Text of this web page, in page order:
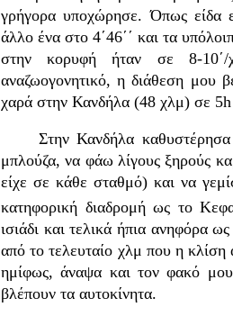
γρήγορα υποχώρησε. Όπως είδα
άλλο ένα στο 4΄46΄΄ και τα
στην κορυφή ήταν σε 8-10΄/
αναζωογονητικό, η διάθεση μου
χαρά στην Κανδήλα (48 χλμ) σε 5h
Στην Κανδήλα καθυστέρησα
μπλούζα, να φάω λίγους ξηρούς
είχε σε κάθε σταθμό) και να
κατηφορική διαδρομή ως το
ισιάδι και τελικά ήπια ανηφόρα
από το τελευταίο χλμ που η
ημίφως, άναψα και τον φακό
βλέπουν τα αυτοκίνητα.